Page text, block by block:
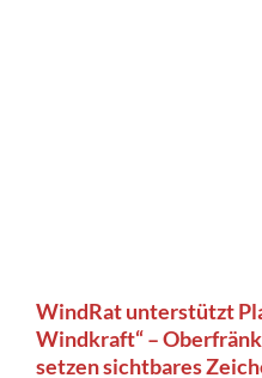
WindRat unterstützt
Windkraft“ –
setzen sichtbares